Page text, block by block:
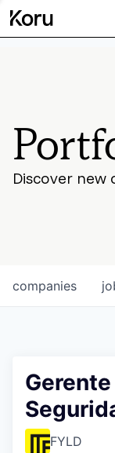
Discover
companies
FYLD